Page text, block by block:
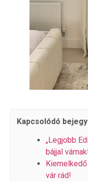
Kapcsolódó
„Legjobb
bájjal
vár rád!